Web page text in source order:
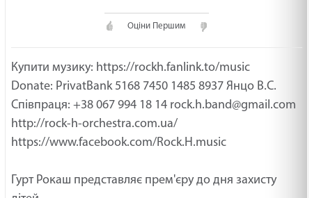
НЕХАЙ ПРОБУДЕ З ТОБОЮ БОГ /1506/ Майтеся
19.02.2025
МАЛЕНЬКИЙ СВЯТИЙ /1505/ Майтеся файно
19.02.2025
19.02.2025
Оціни Першим
Купити музику: https://rockh.fanlink.to/music
Donate: PrivatBank 5168 7450 1485 8937 Янцо В.С.
Співпраця: +38 067 994 18 14 rock.h.band@gmail.com
http://rock-h-orchestra.com.ua/
https://www.facebook.com/Rock.H.music
Гурт Рокаш представляє прем'єру до дня захисту